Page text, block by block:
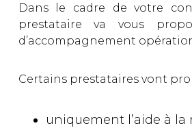
Dans le cadre de votre
prestataire va vous
d’accompagnement
Certains prestataires vont
uniquement l’aide à la